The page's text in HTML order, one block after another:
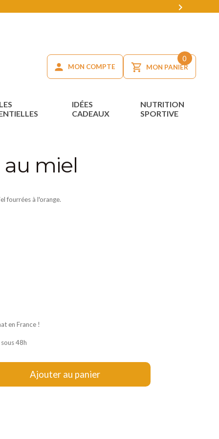

MON COMPTE MON PANIER
0
IDÉES
CADEAUX
NUTRITION
SPORTIVE
miel
fourrées à l'orange.
en France !
48h
Ajouter au panier